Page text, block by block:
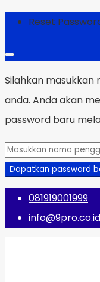
Reset
Silahkan
anda. Anda akan
password baru
Dapatkan password
081919001999
info@9pro.co.id